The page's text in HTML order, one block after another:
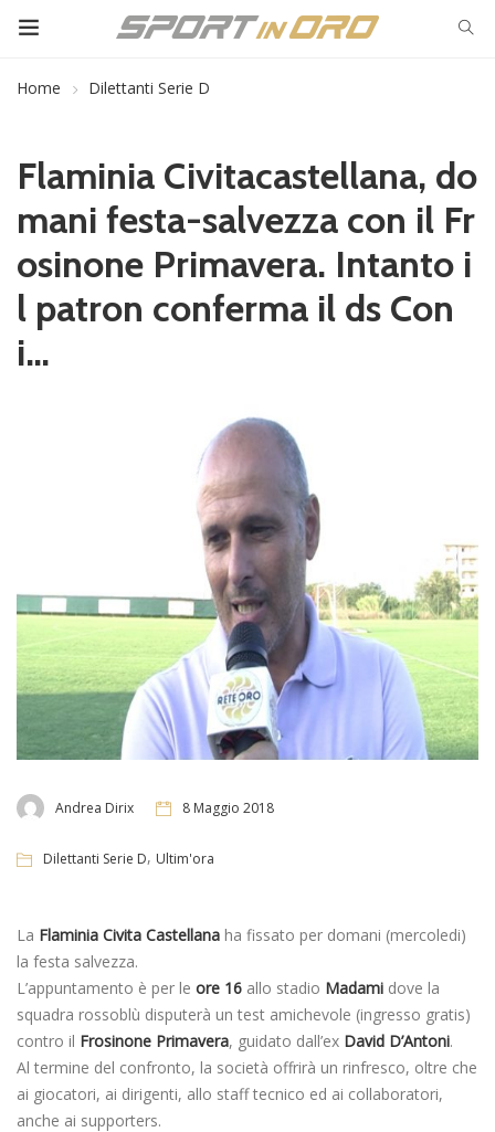
Home Dilettanti Serie D
Flaminia Civitacastellana, do
mani festa-salvezza con il Fr
osinone Primavera. Intanto i
l patron conferma il ds Con
i…
Andrea Dirix 8 Maggio 2018
Dilettanti Serie D, Ultim'ora
La Flaminia Civita Castellana ha fissato per domani (mercoledi)
la festa salvezza.
L’appuntamento è per le ore 16 allo stadio Madami dove la
squadra rossoblù disputerà un test amichevole (ingresso gratis)
contro il Frosinone Primavera, guidato dall’ex David D’Antoni.
Al termine del confronto, la società offrirà un rinfresco, oltre che
ai giocatori, ai dirigenti, allo staff tecnico ed ai collaboratori,
anche ai supporters.